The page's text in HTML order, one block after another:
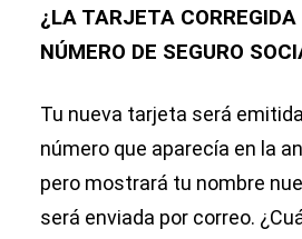
¿LA TARJETA
NÚMERO DE SEGURO
Tu nueva tarjeta será
número que aparecía en la
pero mostrará tu nombre
será enviada por correo.